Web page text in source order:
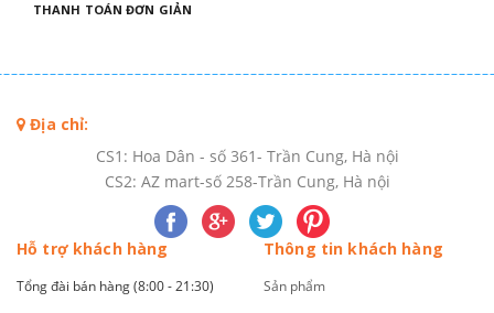
THANH TOÁN ĐƠN GIẢN
Địa chỉ:
CS1: Hoa Dân - số 361- Trần Cung, Hà nội
CS2: AZ mart-số 258-Trần Cung, Hà nội
Hỗ trợ khách hàng
Tổng đài bán hàng (8:00 - 21:30)
Thông tin khách hàng
Sản phẩm